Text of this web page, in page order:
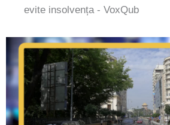
evite insolvența - VoxQub